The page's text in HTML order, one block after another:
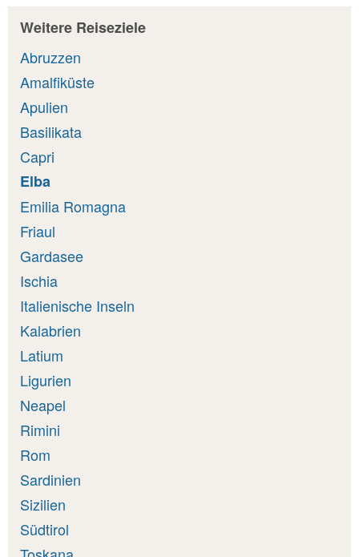
Weitere Reiseziele
Abruzzen
Amalfiküste
Apulien
Basilikata
Capri
Elba
Emilia Romagna
Friaul
Gardasee
Ischia
Italienische Inseln
Kalabrien
Latium
Ligurien
Neapel
Rimini
Rom
Sardinien
Sizilien
Südtirol